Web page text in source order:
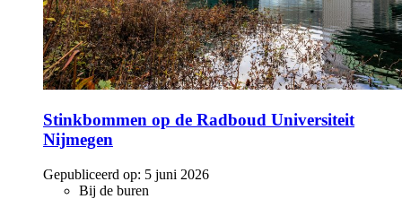
Stinkbommen op de Radboud Universiteit
Nijmegen
Gepubliceerd op: 5 juni 2026
Bij de buren